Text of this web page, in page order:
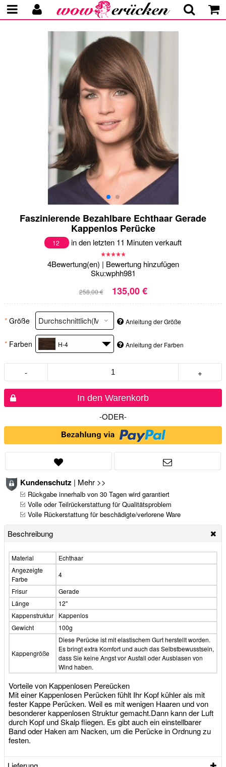
Faszinierende Bezahlbare Echthaar Gerade
Kappenlos Perücke
12 in den letzten 11 Minuten verkauft
4Bewertung(en) | Bewertung hinzufügen
Sku:wphh981
258,00 € 135,00 €
* Größe Anleitung der Größe
* Farben H-4 Anleitung der Farben
- +
In den Warenkorb
-ODER-
Kundenschutz | Mehr >>
Rückgabe innerhalb von 30 Tagen wird garantiert
Volle oder Teilrückerstattung für Qualitätsproblem
Volle Rückerstattung für beschädigte/verlorene Ware
Beschreibung
Material
Echthaar
Angezeigte
Farbe
4
Frisur
Gerade
Länge
12"
Kappenstruktur
Kappenlos
Gewicht
100g
Kappengröße
Diese Perücke ist mit elastischem Gurt herstellt worden.
Es bringt extra Komfort und auch das Selbstbewusstsein,
dass Sie keine Angst vor Ausfall oder Ausblasen von
Wind haben.
Vorteile von Kappenlosen Pereücken
Mit einer Kappenlosen Perücken fühlt Ihr Kopf kühler als mit
fester Kappe Perücken. Weil es mit wenigen Haaren und von
besonderer kappenlosen Struktur gemacht.Dann kann der Luft
durch Kopf und Skalp fliegen. Es gibt auch ein einstellbarer
Band oder Haken am Nacken, um die Perücke in Ordnung zu
festen.